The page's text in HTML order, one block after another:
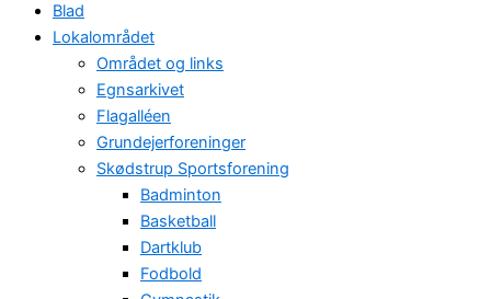
Blad
Lokalområdet
Området og links
Egnsarkivet
Flagalléen
Grundejerforeninger
Skødstrup Sportsforening
Badminton
Basketball
Dartklub
Fodbold